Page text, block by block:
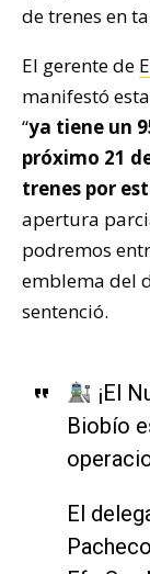
de trenes en
El gerente de
manifestó
“ya tiene un
próximo 21
trenes por
apertura
podremos
emblema del
sentenció.
¡El
Biobío
El